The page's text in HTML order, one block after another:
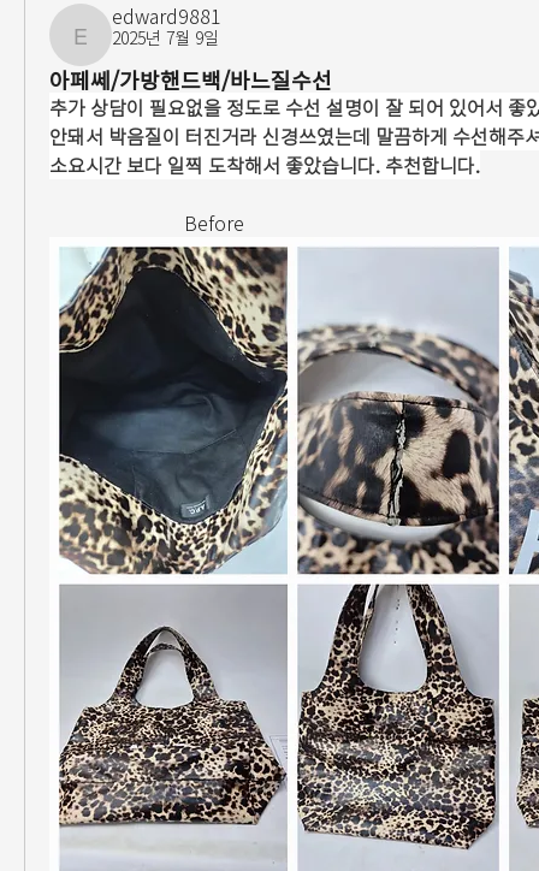
edward9881
edward9881
2025년 7월 9일
아페쎄/가방핸드백/바느질수선
추가 상담이 필요없을 정도로 수선 설명이 잘 되어 있어서 좋
안돼서 박음질이 터진거라 신경쓰였는데 말끔하게 수선해주
소요시간 보다 일찍 도착해서 좋았습니다. 추천합니다.
                            Before